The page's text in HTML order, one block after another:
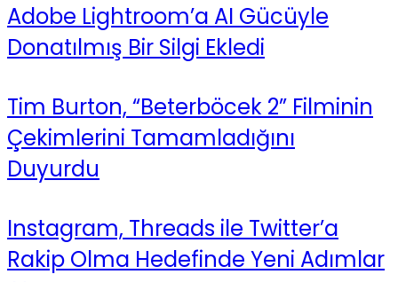
Adobe Lightroom’a AI Gücüyle
Donatılmış Bir Silgi Ekledi
Tim Burton, “Beterböcek 2” Filminin
Çekimlerini Tamamladığını
Duyurdu
Instagram, Threads ile Twitter’a
Rakip Olma Hedefinde Yeni Adımlar